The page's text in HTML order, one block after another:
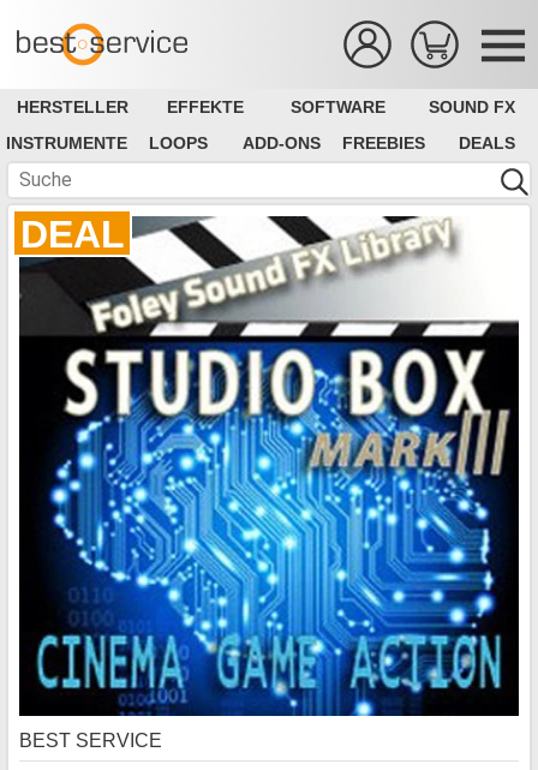
HERSTELLER EFFEKTE SOFTWARE
SOUND FX
INSTRUMENTE
LOOPS ADD-ONS FREEBIES DEALS
DEAL
BEST SERVICE